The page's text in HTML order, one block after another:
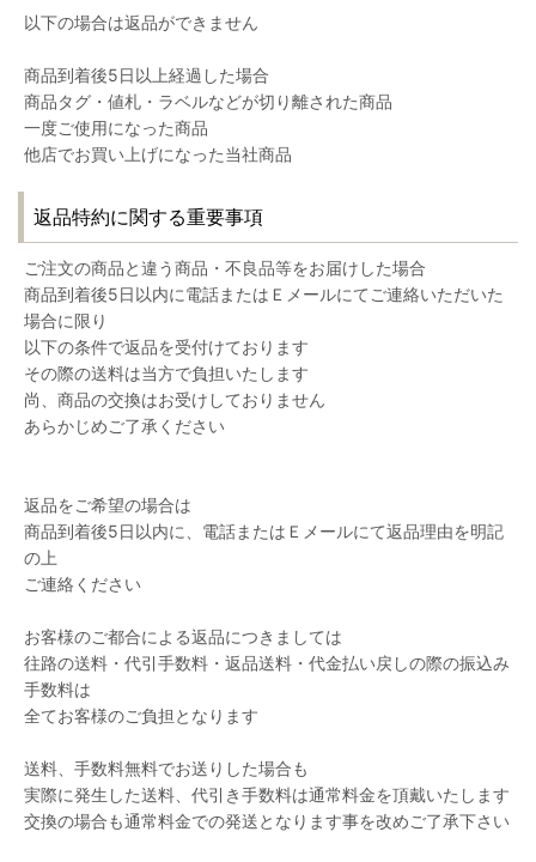
以下の場合は返品ができません
商品到着後5日以上経過した場合
商品タグ・値札・ラベルなどが切り離された商品
一度ご使用になった商品
他店でお買い上げになった当社商品
返品特約に関する重要事項
ご注文の商品と違う商品・不良品等をお届けした場合
商品到着後5日以内に電話またはＥメールにてご連絡いただいた
場合に限り
以下の条件で返品を受付けております
その際の送料は当方で負担いたします
尚、商品の交換はお受けしておりません
あらかじめご了承ください
返品をご希望の場合は
商品到着後5日以内に、電話またはＥメールにて返品理由を明記
の上
ご連絡ください
お客様のご都合による返品につきましては
往路の送料・代引手数料・返品送料・代金払い戻しの際の振込み
手数料は
全てお客様のご負担となります
送料、手数料無料でお送りした場合も
実際に発生した送料、代引き手数料は通常料金を頂戴いたします
交換の場合も通常料金での発送となります事を改めご了承下さい